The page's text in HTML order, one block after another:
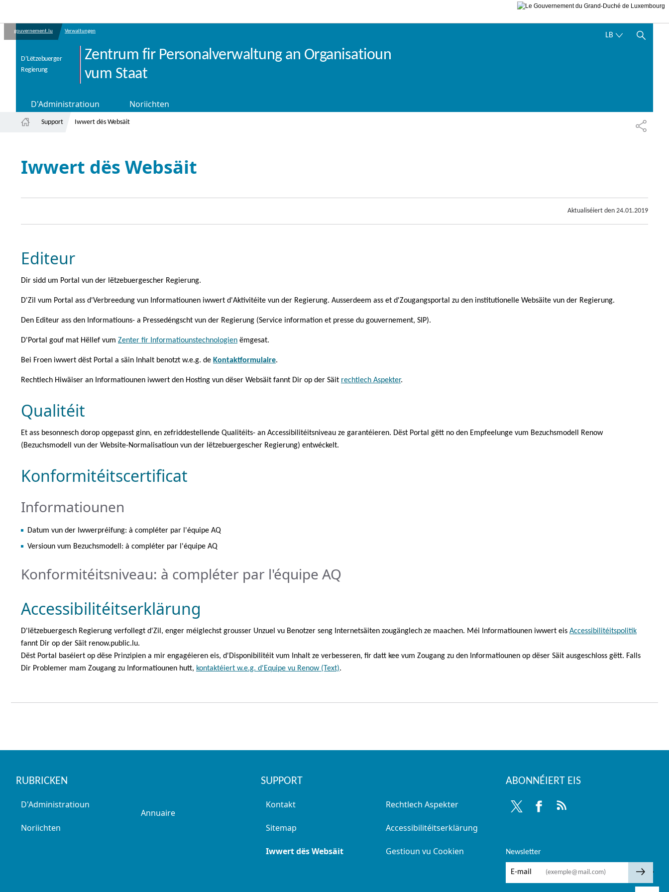
gouvernement.lu Verwaltungen
D’Lëtzebuerger
Regierung
Zentrum fir Personalverwaltung an Organisatioun
vum Staat
LB
SHOW HIDE SEARCH
D'Administratioun Noriichten
SHAREN
Support Iwwert dës Websäit
Iwwert dës Websäit
Aktualiséiert den 24.01.2019
Editeur
Dir sidd um Portal vun der lëtzebuergescher Regierung.
D'Zil vum Portal ass d'Verbreedung vun Informatiounen iwwert d'Aktivitéite vun der Regierung. Ausserdeem ass et d'Zougangsportal zu den institutionelle Websäite vun der Regierung.
Den Editeur ass den Informatiouns- a Pressedéngscht vun der Regierung (Service information et presse du gouvernement, SIP).
D'Portal gouf mat Hëllef vum Zenter fir Informatiounstechnologien ëmgesat.
Bei Froen iwwert dëst Portal a säin Inhalt benotzt w.e.g. de Kontaktformulaire.
Rechtlech Hiwäiser an Informatiounen iwwert den Hosting vun dëser Websäit fannt Dir op der Säit rechtlech Aspekter.
Qualitéit
Et ass besonnesch dorop opgepasst ginn, en zefriddestellende Qualitéits- an Accessibilitéitsniveau ze garantéieren. Dëst Portal gëtt no den Empfeelunge vum Bezuchsmodell Renow
(Bezuchsmodell vun der Website-Normalisatioun vun der lëtzebuergescher Regierung) entwéckelt.
Konformitéitscertificat
Informatiounen
Datum vun der Iwwerpréifung: à compléter par l'équipe AQ
Versioun vum Bezuchsmodell: à compléter par l'équipe AQ
Konformitéitsniveau: à compléter par l'équipe AQ
Accessibilitéitserklärung
D'lëtzebuergesch Regierung verfollegt d'Zil, enger méiglechst grousser Unzuel vu Benotzer seng Internetsäiten zougänglech ze maachen. Méi Informatiounen iwwert eis Accessibilitéitspolitik
fannt Dir op der Säit renow.public.lu.
Dëst Portal baséiert op dëse Prinzipien a mir engagéieren eis, d'Disponibilitéit vum Inhalt ze verbesseren, fir datt kee vum Zougang zu den Informatiounen op dëser Säit ausgeschloss gëtt. Falls
Dir Problemer mam Zougang zu Informatiounen hutt, kontaktéiert w.e.g. d'Equipe vu Renow (Text).
Fousszeil
RUBRICKEN
D'Administratioun
Noriichten
Annuaire
SUPPORT
Kontakt
Sitemap
Iwwert dës Websäit
Rechtlech Aspekter
Accessibilitéitserklärung
Gestioun vu Cookien
ABONNÉIERT EIS
Twitter Facebook
Newsletter
E-mail 🡒